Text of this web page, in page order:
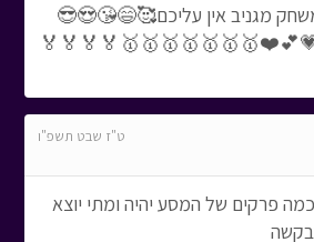
איזה משחק מגניב אין עליכם🥰😄😘😍😎
ט"ז שבט תשפ"ו
פרקים של המסע יהיה ומתי יוצא